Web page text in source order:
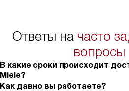
Ответы на часто
вопросы
В какие сроки происходит
Miele?
Как давно вы работаете?